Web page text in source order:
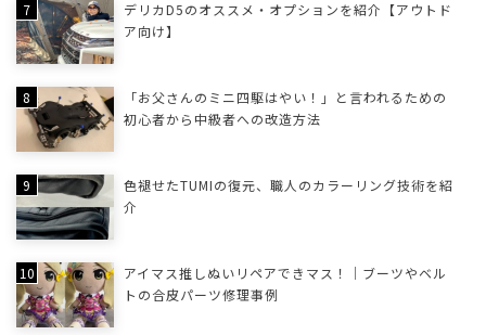
デリカD5のオススメ・オプションを紹介【アウトド
ア向け】
「お父さんのミニ四駆はやい！」と言われるための
初心者から中級者への改造方法
色褪せたTUMIの復元、職人のカラーリング技術を紹
介
アイマス推しぬいリペアできマス！｜ブーツやベル
トの合皮パーツ修理事例